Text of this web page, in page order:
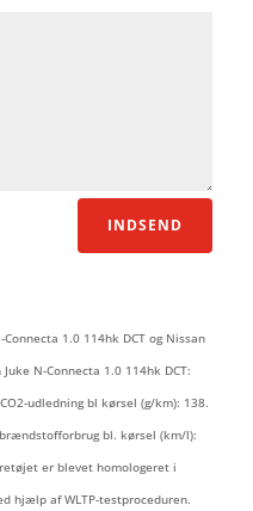
INDSEND
1.0 114hk DCT og Nissan
N-Connecta 1.0 114hk DCT:
udledning bl kørsel (g/km): 138.
bl. kørsel (km/l):
er blevet homologeret i
hjælp af WLTP-testproceduren.